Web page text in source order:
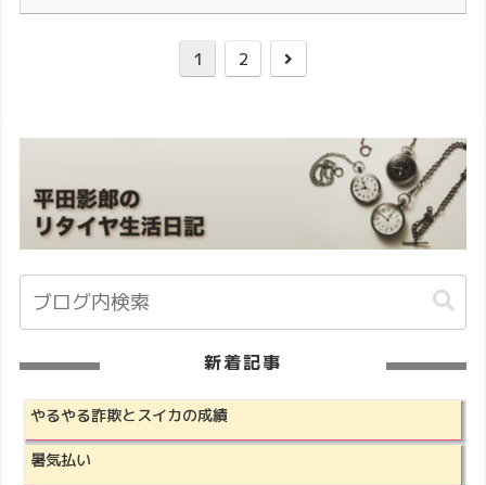
1 2
新着記事
やるやる詐欺とスイカの成績
暑気払い